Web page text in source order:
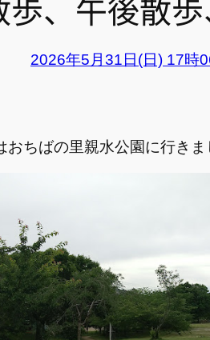
歩、午後散
2026年5月31日(日) 17時
おちばの里親水公園に行きま